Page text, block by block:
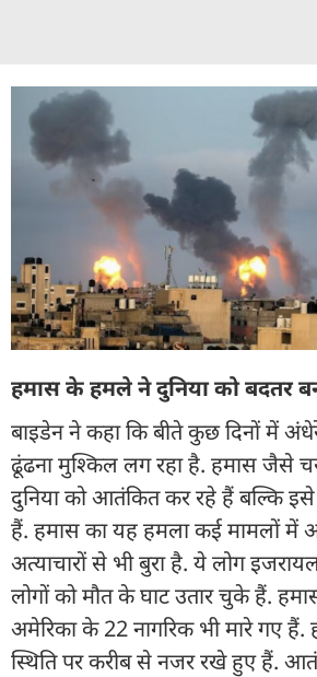
हमास के हमले ने दुनिया को बदतर
बाइडेन ने कहा कि बीते कुछ दिनों में
ढूंढना मुश्किल लग रहा है. हमास जैसे
दुनिया को आतंकित कर रहे हैं बल्कि
हैं. हमास का यह हमला कई मामलों
अत्याचारों से भी बुरा है. ये लोग
लोगों को मौत के घाट उतार चुके हैं.
अमेरिका के 22 नागरिक भी मारे गए
स्थिति पर करीब से नजर रखे हुए हैं.